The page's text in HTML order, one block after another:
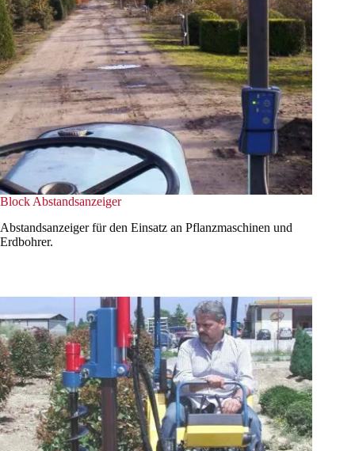
Block Abstandsanzeiger
Abstandsanzeiger für den Einsatz an Pflanzmaschinen und
Erdbohrer.